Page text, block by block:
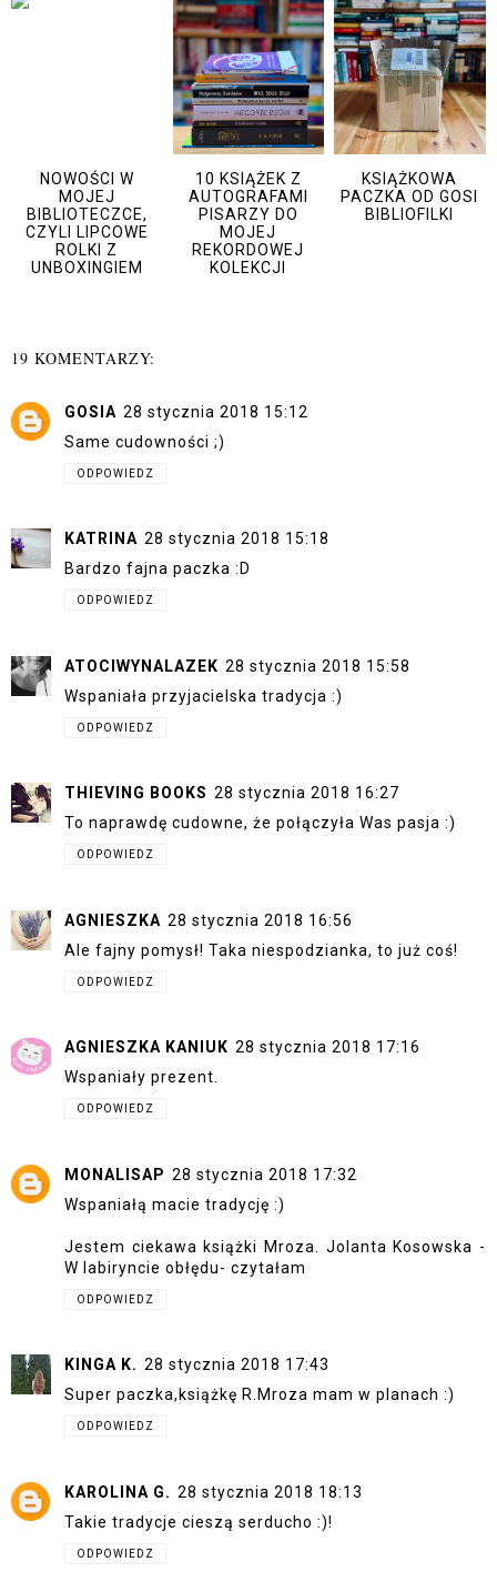
NOWOŚCI W
MOJEJ
BIBLIOTECZCE,
CZYLI LIPCOWE
ROLKI Z
UNBOXINGIEM
10 KSIĄŻEK Z
AUTOGRAFAMI
PISARZY DO
MOJEJ
REKORDOWEJ
KOLEKCJI
KSIĄŻKOWA
PACZKA OD GOSI
BIBLIOFILKI
19 KOMENTARZY:
GOSIA 28 stycznia 2018 15:12
Same cudowności ;)
ODPOWIEDZ
KATRINA 28 stycznia 2018 15:18
Bardzo fajna paczka :D
ODPOWIEDZ
ATOCIWYNALAZEK 28 stycznia 2018 15:58
Wspaniała przyjacielska tradycja :)
ODPOWIEDZ
THIEVING BOOKS 28 stycznia 2018 16:27
To naprawdę cudowne, że połączyła Was pasja :)
ODPOWIEDZ
AGNIESZKA 28 stycznia 2018 16:56
Ale fajny pomysł! Taka niespodzianka, to już coś!
ODPOWIEDZ
AGNIESZKA KANIUK 28 stycznia 2018 17:16
Wspaniały prezent.
ODPOWIEDZ
MONALISAP 28 stycznia 2018 17:32
Wspaniałą macie tradycję :)
Jestem ciekawa książki Mroza. Jolanta Kosowska -
W labiryncie obłędu- czytałam
ODPOWIEDZ
KINGA K. 28 stycznia 2018 17:43
Super paczka,książkę R.Mroza mam w planach :)
ODPOWIEDZ
KAROLINA G. 28 stycznia 2018 18:13
Takie tradycje cieszą serducho :)!
ODPOWIEDZ